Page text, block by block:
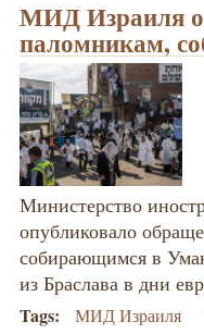
МИД Израиля
паломникам,
Министерство
опубликовало
собирающимся в
из Браслава в дни
Tags: МИД Израиля